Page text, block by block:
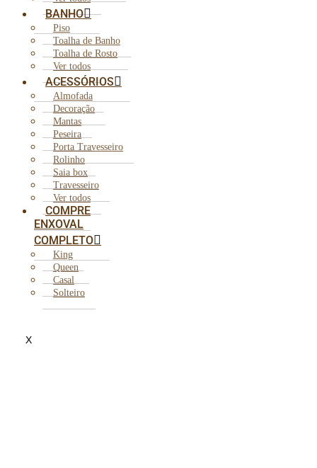
BANHO
Piso
Toalha de Banho
Toalha de Rosto
Ver todos
ACESSÓRIOS
Almofada
Decoração
Mantas
Peseira
Porta Travesseiro
Rolinho
Saia box
Travesseiro
Ver todos
COMPRE
ENXOVAL
COMPLETO
King
Queen
Casal
Solteiro
X